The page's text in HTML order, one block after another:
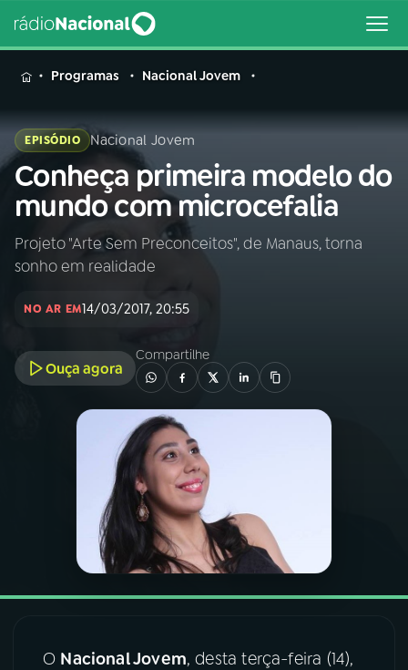
MENU
Buscar
na
Rádio
Nacional
Buscar
PROGRAMAÇÃO
PROGRAMAS
PODCASTS
Programas Nacional Jovem
EPISÓDIO Nacional Jovem
Conheça primeira modelo do
mundo com microcefalia
Projeto "Arte Sem Preconceitos", de Manaus, torna
sonho em realidade
NO AR EM14/03/2017, 20:55
Ouça agora
Compartilhe
O Nacional Jovem, desta terça-feira (14),